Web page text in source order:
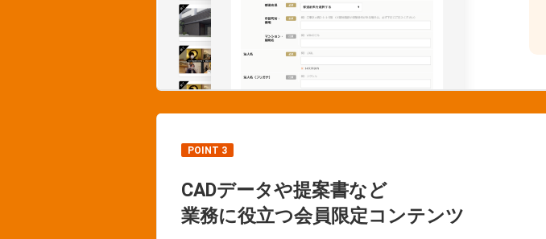
POINT 3
CADデータや提案書など
業務に役立つ会員限定コンテンツ